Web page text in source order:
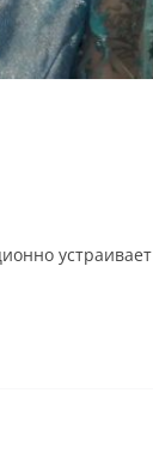
устраивает